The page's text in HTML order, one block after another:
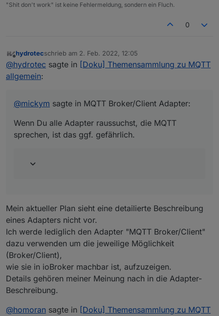
"Shit don't work" ist keine Fehlermeldung, sondern ein Fluch.
0
Offline
hydrotecschrieb am 2. Feb. 2022, 12:05
zuletzt editiert von
@hydrotec sagte in [Doku] Themensammlung zu MQTT
allgemein:
@mickym sagte in MQTT Broker/Client Adapter:
Wenn Du alle Adapter raussuchst, die MQTT
sprechen, ist das ggf. gefährlich.
Mein aktueller Plan sieht eine detailierte Beschreibung
eines Adapters nicht vor.
Ich werde lediglich den Adapter "MQTT Broker/Client"
dazu verwenden um die jeweilige Möglichkeit
(Broker/Client),
wie sie in ioBroker machbar ist, aufzuzeigen.
Details gehören meiner Meinung nach in die Adapter-
Beschreibung.
@homoran sagte in [Doku] Themensammlung zu MQTT